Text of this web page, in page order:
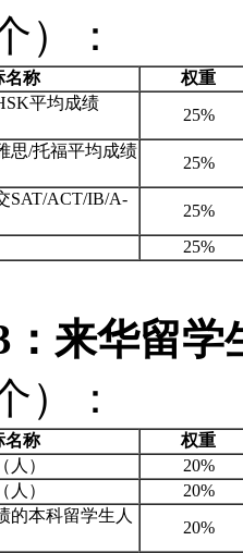
）：
名称
权重
平均成绩
25%
思/托福平均成绩
25%
SAT/ACT/IB/A-
25%
25%
：来华留
）：
名称
权重
人）
20%
人）
20%
的本科留学生人
20%